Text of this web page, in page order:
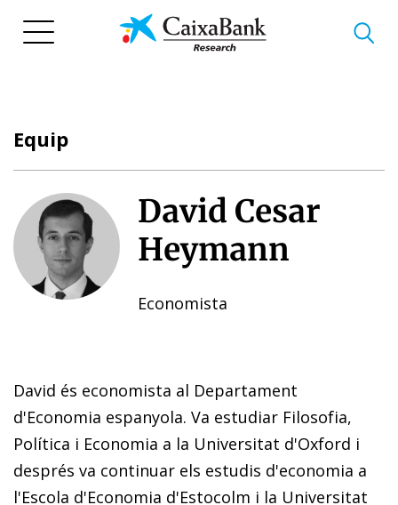
Equip
David Cesar
Heymann
Economista
David és economista al Departament
d'Economia espanyola. Va estudiar Filosofia,
Política i Economia a la Universitat d'Oxford i
després va continuar els estudis d'economia a
l'Escola d'Economia d'Estocolm i la Universitat